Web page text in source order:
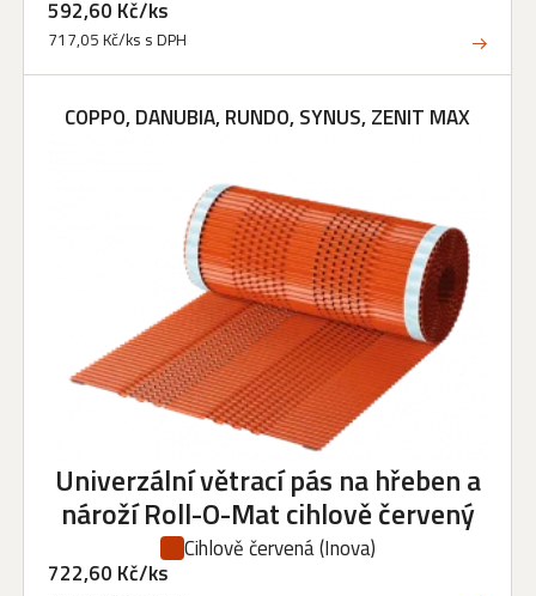
592,60 Kč/ks
717,05 Kč/ks s DPH
COPPO, DANUBIA, RUNDO, SYNUS, ZENIT MAX
Univerzální větrací pás na hřeben a
nároží Roll-O-Mat cihlově červený
Cihlově červená(Inova)
722,60 Kč/ks